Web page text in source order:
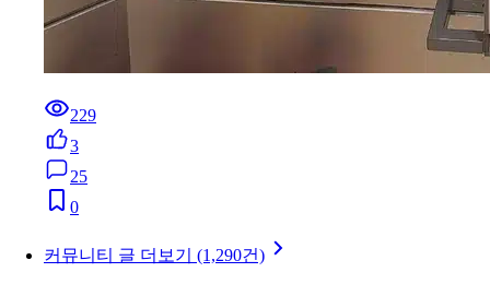
229
3
25
0
커뮤니티 글 더보기 (1,290건)